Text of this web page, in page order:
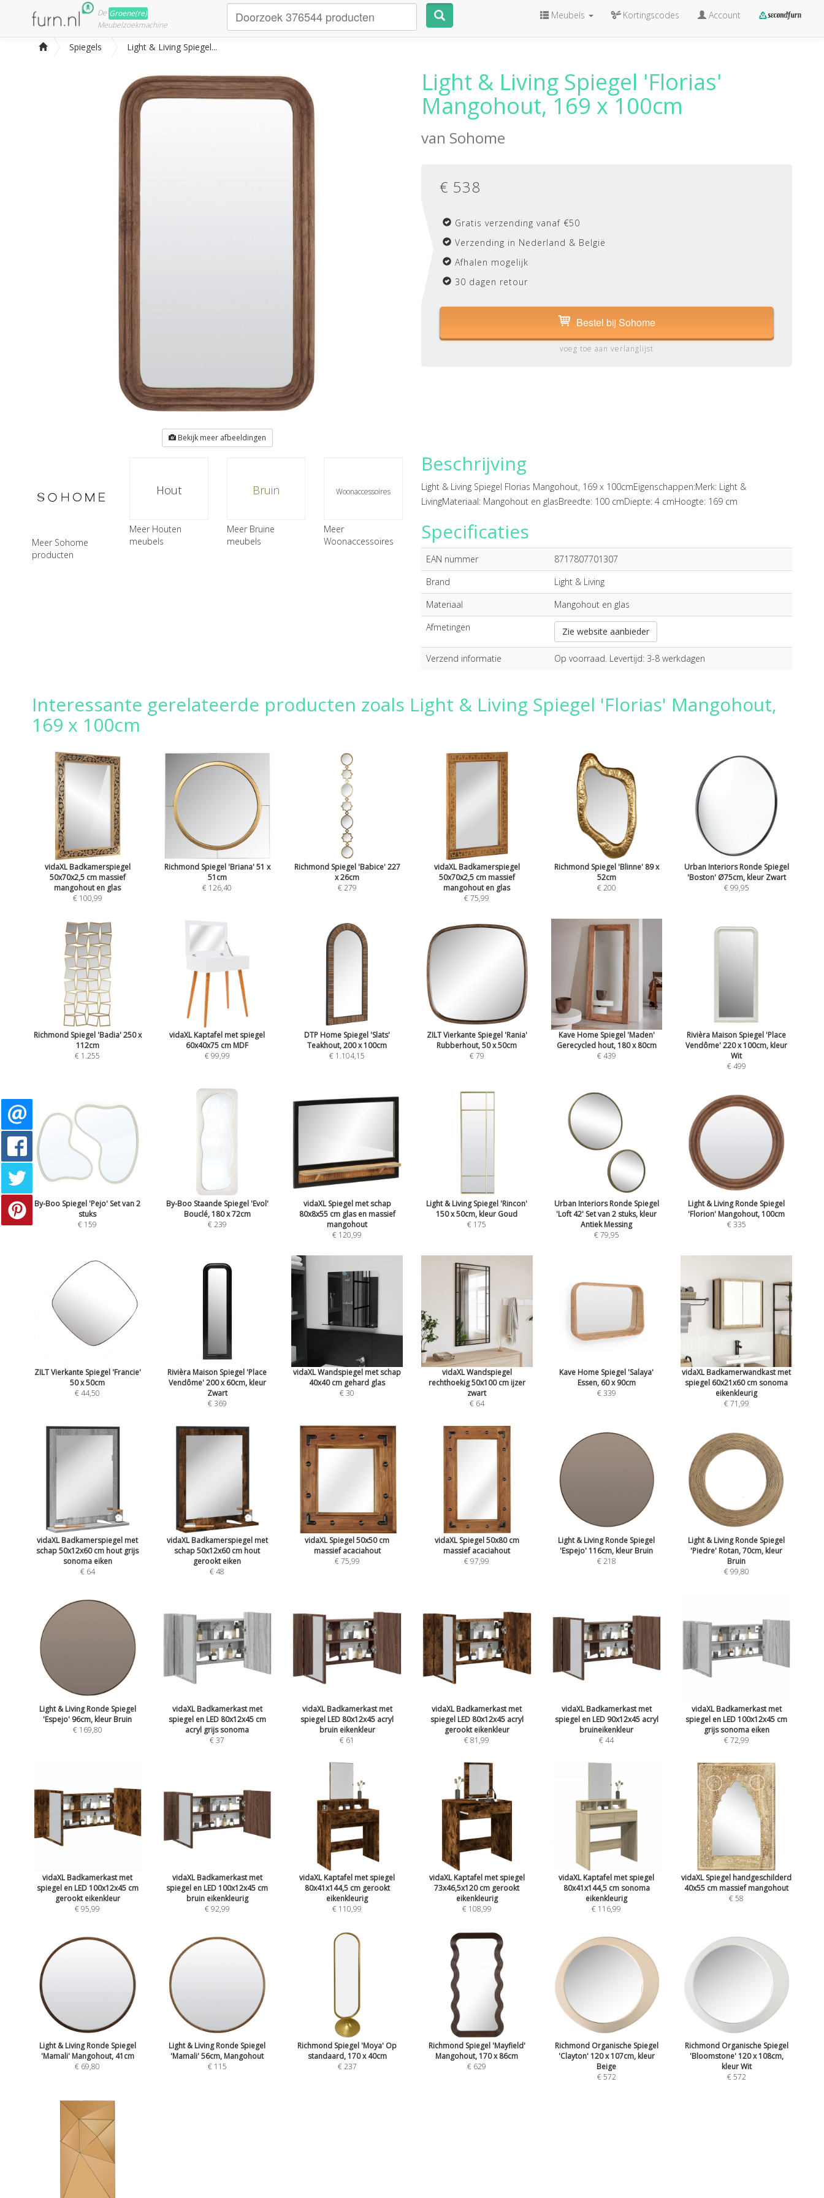
De Groene(re)
Meubelzoekmachine
Meubels Kortingscodes Account
Spiegels Light & Living Spiegel...
Bekijk meer afbeeldingen
Light & Living Spiegel 'Florias'
Mangohout, 169 x 100cm
van Sohome
€ 538
Gratis verzending vanaf €50
Verzending in Nederland & België
Afhalen mogelijk
30 dagen retour
Bestel bij Sohome
voeg toe aan verlanglijst
Meer Sohome
producten
Hout
Meer Houten
meubels
Bruin
Meer Bruine
meubels
Woonaccessoires
Meer
Woonaccessoires
Beschrijving
Light & Living Spiegel Florias Mangohout, 169 x 100cmEigenschappen:Merk: Light &
LivingMateriaal: Mangohout en glasBreedte: 100 cmDiepte: 4 cmHoogte: 169 cm
Specificaties
EAN nummer
8717807701307
Brand
Light & Living
Materiaal
Mangohout en glas
Afmetingen
Zie website aanbieder
Verzend informatie Op voorraad. Levertijd: 3-8 werkdagen
Interessante gerelateerde producten zoals Light & Living Spiegel 'Florias' Mangohout,
169 x 100cm
vidaXL Badkamerspiegel
50x70x2,5 cm massief
mangohout en glas
€ 100,99
Richmond Spiegel 'Briana' 51 x
51cm
€ 126,40
Richmond Spiegel 'Babice' 227
x 26cm
€ 279
vidaXL Badkamerspiegel
50x70x2,5 cm massief
mangohout en glas
€ 75,99
Richmond Spiegel 'Blinne' 89 x
52cm
€ 200
Urban Interiors Ronde Spiegel
'Boston' Ø75cm, kleur Zwart
€ 99,95
Richmond Spiegel 'Badia' 250 x
112cm
€ 1.255
vidaXL Kaptafel met spiegel
60x40x75 cm MDF
€ 99,99
DTP Home Spiegel 'Slats'
Teakhout, 200 x 100cm
€ 1.104,15
ZILT Vierkante Spiegel 'Rania'
Rubberhout, 50 x 50cm
€ 79
Kave Home Spiegel 'Maden'
Gerecycled hout, 180 x 80cm
€ 439
Rivièra Maison Spiegel 'Place
Vendôme' 220 x 100cm, kleur
Wit
€ 499
By-Boo Spiegel 'Pejo' Set van 2
stuks
€ 159
By-Boo Staande Spiegel 'Evol'
Bouclé, 180 x 72cm
€ 239
vidaXL Spiegel met schap
80x8x55 cm glas en massief
mangohout
€ 120,99
Light & Living Spiegel 'Rincon'
150 x 50cm, kleur Goud
€ 175
Urban Interiors Ronde Spiegel
'Loft 42' Set van 2 stuks, kleur
Antiek Messing
€ 79,95
Light & Living Ronde Spiegel
'Florion' Mangohout, 100cm
€ 335
ZILT Vierkante Spiegel 'Francie'
50 x 50cm
€ 44,50
Rivièra Maison Spiegel 'Place
Vendôme' 200 x 60cm, kleur
Zwart
€ 369
vidaXL Wandspiegel met schap
40x40 cm gehard glas
€ 30
vidaXL Wandspiegel
rechthoekig 50x100 cm ijzer
zwart
€ 64
Kave Home Spiegel 'Salaya'
Essen, 60 x 90cm
€ 339
vidaXL Badkamerwandkast met
spiegel 60x21x60 cm sonoma
eikenkleurig
€ 71,99
vidaXL Badkamerspiegel met
schap 50x12x60 cm hout grijs
sonoma eiken
€ 64
vidaXL Badkamerspiegel met
schap 50x12x60 cm hout
gerookt eiken
€ 48
vidaXL Spiegel 50x50 cm
massief acaciahout
€ 75,99
vidaXL Spiegel 50x80 cm
massief acaciahout
€ 97,99
Light & Living Ronde Spiegel
'Espejo' 116cm, kleur Bruin
€ 218
Light & Living Ronde Spiegel
'Piedre' Rotan, 70cm, kleur
Bruin
€ 99,80
Light & Living Ronde Spiegel
'Espejo' 96cm, kleur Bruin
€ 169,80
vidaXL Badkamerkast met
spiegel en LED 80x12x45 cm
acryl grijs sonoma
€ 37
vidaXL Badkamerkast met
spiegel LED 80x12x45 acryl
bruin eikenkleur
€ 61
vidaXL Badkamerkast met
spiegel LED 80x12x45 acryl
gerookt eikenkleur
€ 81,99
vidaXL Badkamerkast met
spiegel en LED 90x12x45 acryl
bruineikenkleur
€ 44
vidaXL Badkamerkast met
spiegel en LED 100x12x45 cm
grijs sonoma eiken
€ 72,99
vidaXL Badkamerkast met
spiegel en LED 100x12x45 cm
gerookt eikenkleur
€ 95,99
vidaXL Badkamerkast met
spiegel en LED 100x12x45 cm
bruin eikenkleurig
€ 92,99
vidaXL Kaptafel met spiegel
80x41x144,5 cm gerookt
eikenkleurig
€ 110,99
vidaXL Kaptafel met spiegel
73x46,5x120 cm gerookt
eikenkleurig
€ 108,99
vidaXL Kaptafel met spiegel
80x41x144,5 cm sonoma
eikenkleurig
€ 116,99
vidaXL Spiegel handgeschilderd
40x55 cm massief mangohout
€ 58
Light & Living Ronde Spiegel
'Mamali' Mangohout, 41cm
€ 69,80
Light & Living Ronde Spiegel
'Mamali' 56cm, Mangohout
€ 115
Richmond Spiegel 'Moya' Op
standaard, 170 x 40cm
€ 237
Richmond Spiegel 'Mayfield'
Mangohout, 170 x 86cm
€ 629
Richmond Organische Spiegel
'Clayton' 120 x 107cm, kleur
Beige
€ 572
Richmond Organische Spiegel
'Bloomstone' 120 x 108cm,
kleur Wit
€ 572